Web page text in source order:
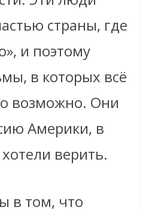
страны, где
и поэтому
в которых всё
возможно. Они
Америки, в
верить.
в том, что